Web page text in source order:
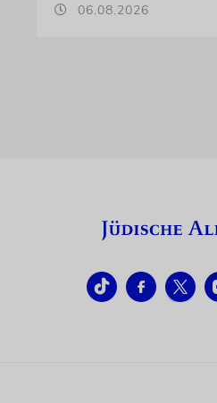
06.08.2026